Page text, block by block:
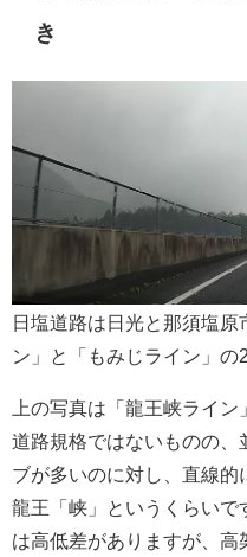
き
日塩道路は日光と那須塩
ン」と「もみじライン」の
上の写真は「龍王峡ライ
道路規格ではないものの、
ブが多いのに対し、直線的
龍王「峡」というくらいで
は高低差がありますが、高